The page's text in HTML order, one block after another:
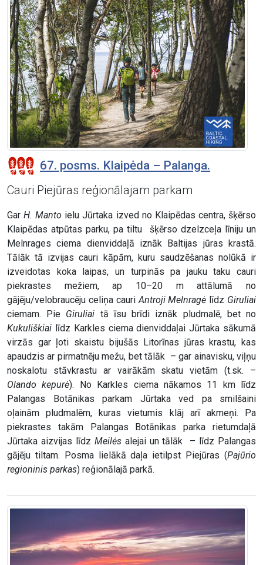
67. posms. Klaipėda – Palanga.
Cauri Piejūras reģionālajam parkam
GarH. Manto ielu Jūrtaka izved no Klaipēdas centra, šķērso
Klaipēdas atpūtas parku, pa tiltu šķērso dzelzceļa līniju un
Melnrages ciema dienviddaļā iznāk Baltijas jūras krastā.
Tālāk tā izvijas cauri kāpām, kuru saudzēšanas nolūkā ir
izveidotas koka laipas, un turpinās pa jauku taku cauri
piekrastes mežiem, ap 10–20 m attālumā no
gājēju/velobraucēju celiņa cauriAntroji Melnragė līdz Giruliai
ciemam. Pie Giruliai tā īsu brīdi iznāk pludmalē, bet no
Kukuliškiai līdz Karkles ciema dienviddaļai Jūrtaka sākumā
virzās gar ļoti skaistu bijušās Litorīnas jūras krastu, kas
apaudzis ar pirmatnēju mežu, bet tālāk – gar ainavisku, viļņu
noskalotu stāvkrastu ar vairākām skatu vietām (t.sk. –
Olando kepurė). No Karkles ciema nākamos 11 km līdz
Palangas Botānikas parkam Jūrtaka ved pa smilšaini
oļainām pludmalēm, kuras vietumis klāj arī akmeņi. Pa
piekrastes takām Palangas Botānikas parka rietumdaļā
Jūrtaka aizvijas līdz Meilėsalejai un tālāk – līdz Palangas
gājēju tiltam. Posma lielākā daļa ietilpst Piejūras (Pajūrio
regioninis parkas) reģionālajā parkā.